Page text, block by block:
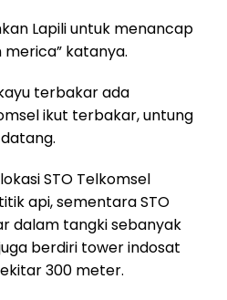
Lapili untuk menancap
katanya.
terbakar ada
ikut terbakar, untung
STO Telkomsel
api, sementara STO
dalam tangki sebanyak
berdiri tower indosat
300 meter.